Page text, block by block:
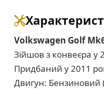
Volkswagen Golf
Зійшов з конвеєра у
Придбаний у 2011
Двигун: Бензиновий